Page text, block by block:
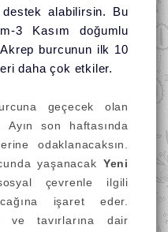
alabilirsin. Bu
3 Kasım doğumlu
burcunun ilk 10
daha çok etkiler.
geçecek olan
son haftasında
odaklanacaksın.
yaşanacak Yeni
çevrenle ilgili
işaret eder.
ve tavırlarına dair